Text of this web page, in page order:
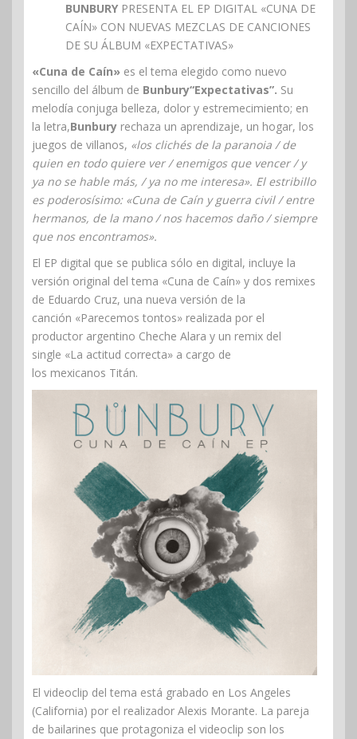
BUNBURY PRESENTA EL EP DIGITAL «CUNA DE
CAÍN» CON NUEVAS MEZCLAS DE CANCIONES
DE SU ÁLBUM «EXPECTATIVAS»
«Cuna de Caín» es el tema elegido como nuevo
sencillo del álbum de Bunbury“Expectativas”. Su
melodía conjuga belleza, dolor y estremecimiento; en
la letra,Bunbury rechaza un aprendizaje, un hogar, los
juegos de villanos, «los clichés de la paranoia / de
quien en todo quiere ver / enemigos que vencer / y
ya no se hable más, / ya no me interesa». El estribillo
es poderosísimo: «Cuna de Caín y guerra civil / entre
hermanos, de la mano / nos hacemos daño / siempre
que nos encontramos».
El EP digital que se publica sólo en digital, incluye la
versión original del tema «Cuna de Caín» y dos remixes
de Eduardo Cruz, una nueva versión de la
canción «Parecemos tontos» realizada por el
productor argentino Cheche Alara y un remix del
single «La actitud correcta» a cargo de
los mexicanos Titán.
El videoclip del tema está grabado en Los Angeles
(California) por el realizador Alexis Morante. La pareja
de bailarines que protagoniza el videoclip son los